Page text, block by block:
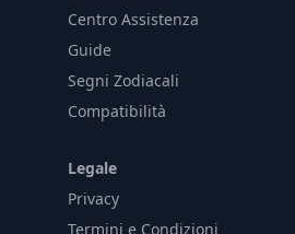
Centro Assistenza
Guide
Segni Zodiacali
Compatibilità
Legale
Privacy
Termini e Condizioni